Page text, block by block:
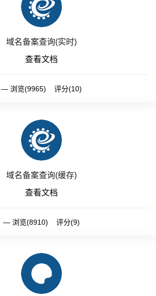
域名备案查询(实时)
查看文档
浏览(9965) 评分(10)
域名备案查询(缓存)
查看文档
浏览(8910) 评分(9)